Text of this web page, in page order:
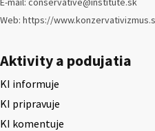
Web: https://
Aktivity a podujatia
KI informuje
KI pripravuje
KI komentuje